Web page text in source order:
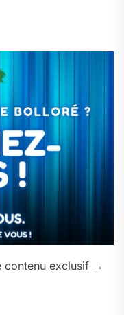
contenu exclusif →